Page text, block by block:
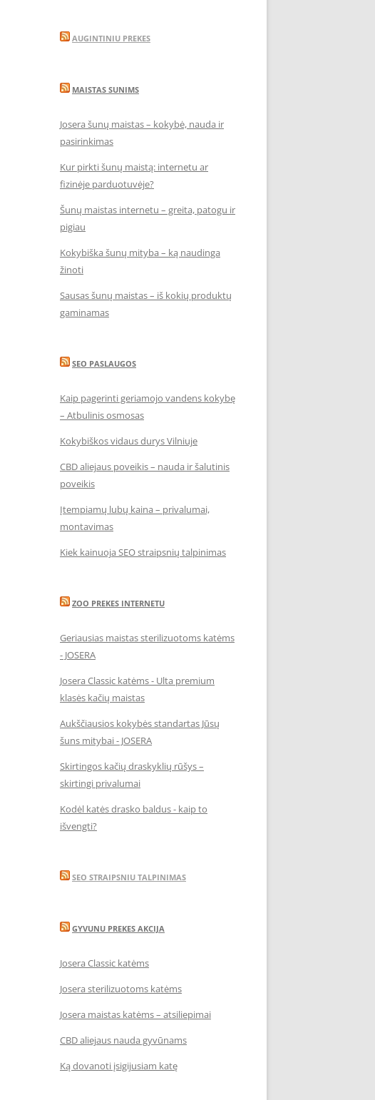
AUGINTINIU PREKES
MAISTAS SUNIMS
Josera šunų maistas – kokybė, nauda ir
pasirinkimas
Kur pirkti šunų maistą: internetu ar
fizinėje parduotuvėje?
Šunų maistas internetu – greita, patogu ir
pigiau
Kokybiška šunų mityba – ką naudinga
žinoti
Sausas šunų maistas – iš kokių produktų
gaminamas
SEO PASLAUGOS
Kaip pagerinti geriamojo vandens kokybę
– Atbulinis osmosas
Kokybiškos vidaus durys Vilniuje
CBD aliejaus poveikis – nauda ir šalutinis
poveikis
Įtempiamų lubų kaina – privalumai,
montavimas
Kiek kainuoja SEO straipsnių talpinimas
ZOO PREKES INTERNETU
Geriausias maistas sterilizuotoms katėms
- JOSERA
Josera Classic katėms - Ulta premium
klasės kačių maistas
Aukščiausios kokybės standartas Jūsų
šuns mitybai - JOSERA
Skirtingos kačių draskyklių rūšys –
skirtingi privalumai
Kodėl katės drasko baldus - kaip to
išvengti?
SEO STRAIPSNIU TALPINIMAS
GYVUNU PREKES AKCIJA
Josera Classic katėms
Josera sterilizuotoms katėms
Josera maistas katėms – atsiliepimai
CBD aliejaus nauda gyvūnams
Ką dovanoti įsigijusiam katę